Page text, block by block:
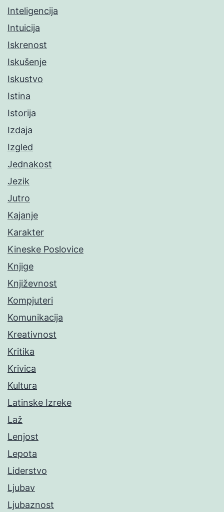
Inteligencija
Intuicija
Iskrenost
Iskušenje
Iskustvo
Istina
Istorija
Izdaja
Izgled
Jednakost
Jezik
Jutro
Kajanje
Karakter
Kineske Poslovice
Knjige
Književnost
Kompjuteri
Komunikacija
Kreativnost
Kritika
Krivica
Kultura
Latinske Izreke
Laž
Lenjost
Lepota
Liderstvo
Ljubav
Ljubaznost